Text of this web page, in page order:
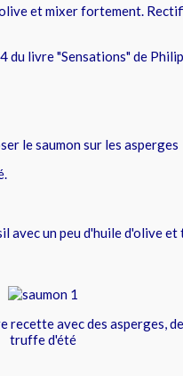
et mixer fortement.
du livre "Sensations" de
le saumon sur les asperges
avec un peu d'huile d'olive
recette avec des asperges,
truffe d'été